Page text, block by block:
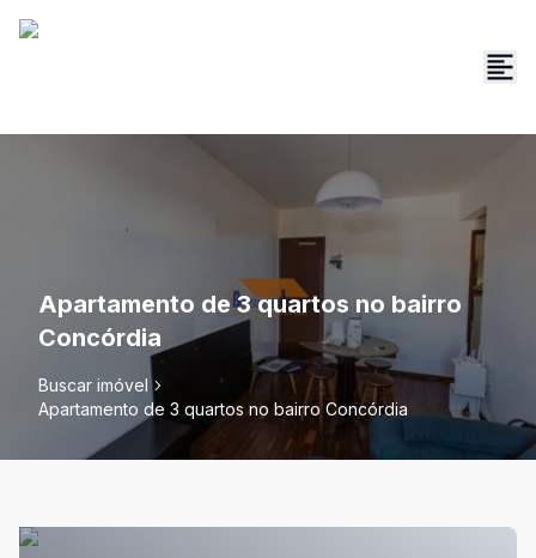
Apartamento de 3 quartos no bairro
Concórdia
Buscar imóvel
Apartamento de 3 quartos no bairro Concórdia